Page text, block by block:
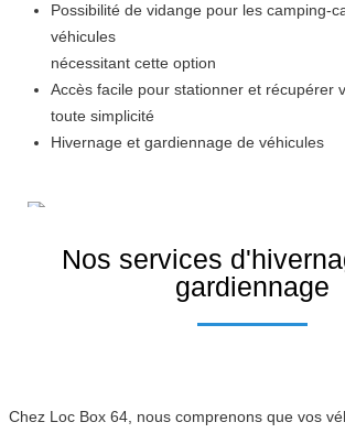
Possibilité de vidange pour les camping-
véhicules
nécessitant cette option
Accès facile pour stationner et récupérer
toute simplicité
Hivernage et gardiennage de véhicules
Nos services
gardiennage
Chez Loc Box 64, nous comprenons que vos